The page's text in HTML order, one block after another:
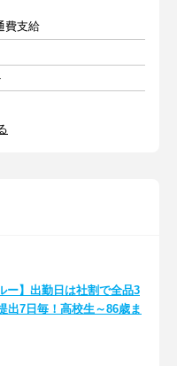
費支給
ー】出勤日は社割で全品3
出7日毎！高校生～86歳ま